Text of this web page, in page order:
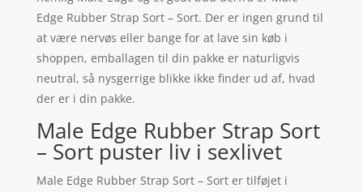
Edge Rubber Strap Sort – Sort. Der er ingen grund til
at være nervøs eller bange for at lave sin køb i
shoppen, emballagen til din pakke er naturligvis
neutral, så nysgerrige blikke ikke finder ud af, hvad
der er i din pakke.
Male Edge Rubber Strap Sort
– Sort puster liv i sexlivet
Male Edge Rubber Strap Sort – Sort er tilføjet i